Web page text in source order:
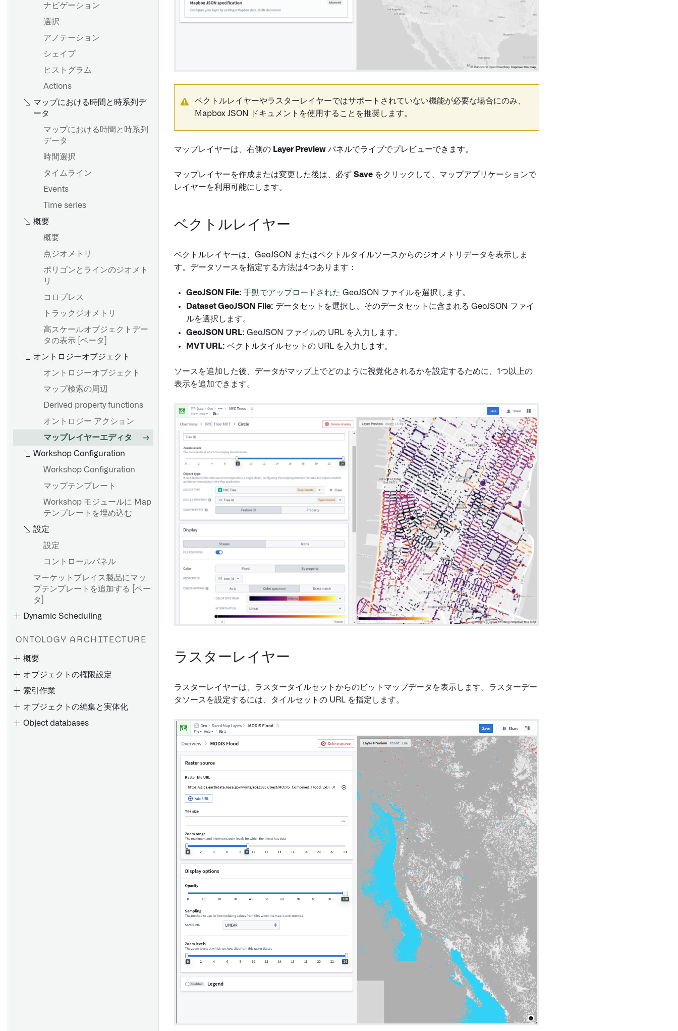
値タイプの作成
値タイプの使用
Value type のバージョン
値タイプの権限
値タイプ制約
概要
構造体プロパティタイプを作
成する
Struct プロパティタイプを編
集する
構造体プロパティの自動マッ
ピング
構造体プロパティと共有プロ
ステータス
概要
はじめに
オブジェクト識別子
カスタム集計を作成する
オブジェクトとリンクタイプ
をインポートする
API：オブジェクトとリンク
集約メトリックの選択
api-attachments.md
API: Media
概要
新しいオブジェクトのための
一意のIDの生成
user-facing-error.md
API: オントロジー編集
クエリ
集計
モック日付、タイムスタン
プ、および UUID
モックユーザーとグループ
デバッグ
強制制限
パフォーマンスの最適化
レガシーオブジェクトビュー
の設定
プロパティとリンク
ビジュアライゼーション
フィルタリング
レイアウト
メディアプレビュー
ヒントとトラブルシューティ
ング
関数を使った派生プロパティ
フを埋め込む
読み取り専用モード
イベントの設定
関連イベントの探索
関連する時系列データを調べ
表示し、フィルター処理する
概要
コントロールパネルで Vertex
ワークフローのデプロイ
ワークフローの設定
ルールの作成と実行
Foundry Rules のカスタマイ
ズ
オプショナル機能の有効化
カスタムプロパティを追加す
Rules の編集に関する権限
許可される出力値とデフォル
トの出力値
Foundry Rules パイプライン
Time series ルール
タイムシリーズ Foundry
Rules のデプロイ
レガシー Foundry Rules セッ
トアップ（Taurus）
Foundry Rulesへの移行
Workshop アプリケーション
の設定
トランスフォームパイプライ
ップグレードする
ナビゲーション
選択
アノテーション
シェイプ
ヒストグラム
Actions
マップにおける時間と時系列デ
ータ
マップにおける時間と時系列
データ
時間選択
タイムライン
Events
Time series
概要
概要
点ジオメトリ
ポリゴンとラインのジオメト
リ
コロプレス
トラックジオメトリ
高スケールオブジェクトデー
タの表示 [ベータ]
オントロジーオブジェクト
オントロジーオブジェクト
マップ検索の周辺
Derived property functions
オントロジー アクション
マップレイヤーエディタ
Workshop Configuration
Workshop Configuration
マップテンプレート
Workshop モジュールに Map
テンプレートを埋め込む
設定
設定
コントロールパネル
マーケットプレイス製品にマッ
プテンプレートを追加する [ベー
タ]
Dynamic Scheduling
ONTOLOGY ARCHITECTURE
概要
オブジェクトの権限設定
索引作業
オブジェクトの編集と実体化
Object databases
ベクトルレイヤーやラスターレイヤーではサポートされていない機能が必要な場合にのみ、
Mapbox JSON ドキュメントを使用することを推奨します。
マップレイヤーは、右側の Layer Preview パネルでライブでプレビューできます。
マップレイヤーを作成または変更した後は、必ず Save をクリックして、マップアプリケーションで
レイヤーを利用可能にします。
ベクトルレイヤー
ベクトルレイヤーは、GeoJSON またはベクトルタイルソースからのジオメトリデータを表示しま
す。データソースを指定する方法は4つあります：
GeoJSON File: 手動でアップロードされた GeoJSON ファイルを選択します。
Dataset GeoJSON File: データセットを選択し、そのデータセットに含まれる GeoJSON ファイ
ルを選択します。
GeoJSON URL: GeoJSON ファイルの URL を入力します。
MVT URL: ベクトルタイルセットの URL を入力します。
ソースを追加した後、データがマップ上でどのように視覚化されるかを設定するために、1つ以上の
表示を追加できます。
ラスターレイヤー
ラスターレイヤーは、ラスタータイルセットからのビットマップデータを表示します。ラスターデー
タソースを設定するには、タイルセットの URL を指定します。